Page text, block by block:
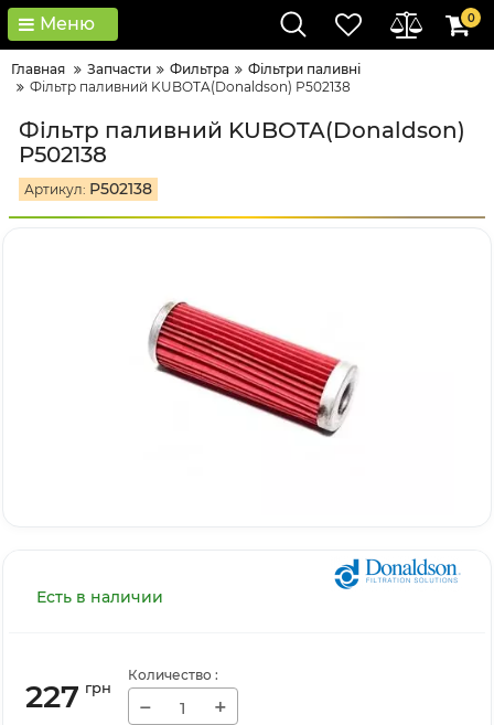
Меню 0
Главная Запчасти Фильтра
Фільтри паливні
Фільтр паливний KUBOTA(Donaldson) P502138
Фільтр паливний KUBOTA(Donaldson)
P502138
Артикул: P502138
Есть в наличии
227 грн
Количество :
− +